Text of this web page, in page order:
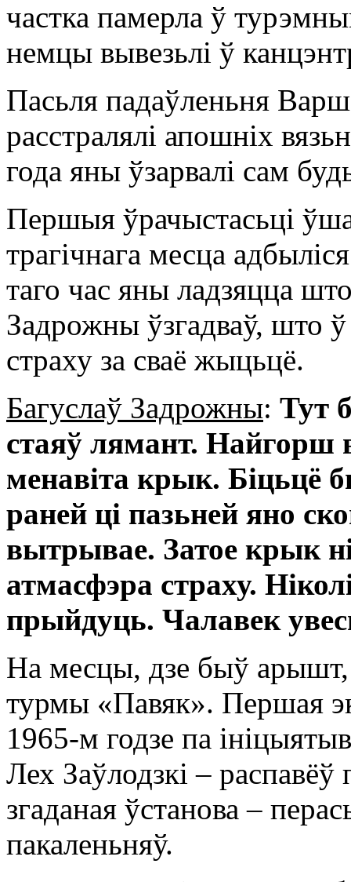
частка памерла ў
немцы вывезьлі ў
Пасьля падаўленьня
расстралялі апошніх
года яны ўзарвалі сам
Першыя ўрачыстасьці
трагічнага месца
таго час яны ладзяцца
Задрожны ўзгадваў, што
страху за сваё жыцьцё.
Багуслаў Задрожны: Тут
стаяў лямант.
менавіта крык. Біцьцё
раней ці пазьней яно
вытрывае. Затое крык
атмасфэра страху.
прыйдуць. Чалавек
На месцы, дзе быў
турмы «Павяк». Першая
1965-м годзе па
Лех Заўлодзкі –
згаданая ўстанова –
пакаленьняў.